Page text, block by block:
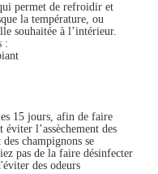
permet de refroidir et
la température, ou
souhaitée à l’intérieur.
:
15 jours, afin de faire
l’assèchement des
champignons se
pas de la faire désinfecter
des odeurs